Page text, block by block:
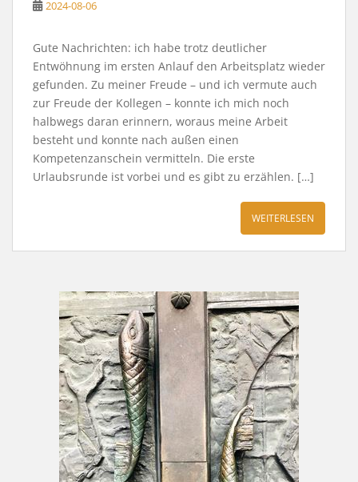
2024-08-06
Gute Nachrichten: ich habe trotz deutlicher
Entwöhnung im ersten Anlauf den Arbeitsplatz wieder
gefunden. Zu meiner Freude – und ich vermute auch
zur Freude der Kollegen – konnte ich mich noch
halbwegs daran erinnern, woraus meine Arbeit
besteht und konnte nach außen einen
Kompetenzanschein vermitteln. Die erste
Urlaubsrunde ist vorbei und es gibt zu erzählen. […]
WEITERLESEN